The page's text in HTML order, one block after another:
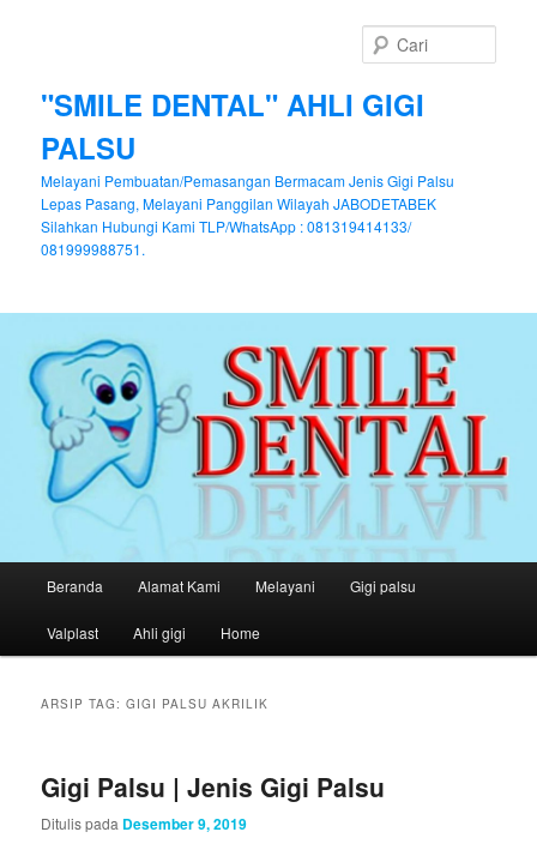
"SMILE DENTAL" AHLI GIGI
PALSU
Melayani Pembuatan/Pemasangan Bermacam Jenis Gigi Palsu
Lepas Pasang, Melayani Panggilan Wilayah JABODETABEK
Silahkan Hubungi Kami TLP/WhatsApp : 081319414133/
081999988751.
Langsung
ke
Langsung
ke
Beranda Alamat Kami Melayani Gigi palsu
Valplast Ahli gigi Home
ARSIP TAG:GIGI PALSU AKRILIK
Gigi Palsu | Jenis Gigi Palsu
Ditulis pada Desember 9, 2019